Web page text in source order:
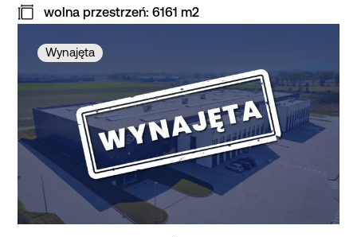
wolna przestrzeń: 6161 m2
Hala
we Wrześni
Wynajęta